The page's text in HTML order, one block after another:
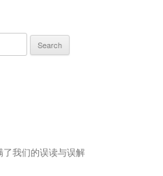
我们的误读与误解